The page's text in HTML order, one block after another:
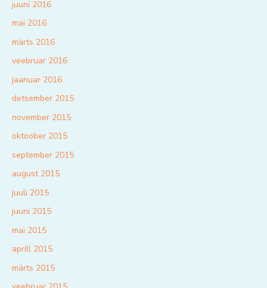
juuni 2016
mai 2016
märts 2016
veebruar 2016
jaanuar 2016
detsember 2015
november 2015
oktoober 2015
september 2015
august 2015
juuli 2015
juuni 2015
mai 2015
aprill 2015
märts 2015